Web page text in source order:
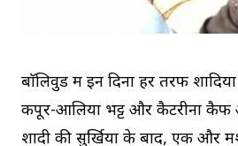
बाॅलिवुड में इन दिनों हर तरफ
कपूर-आलिया भट्ट और कैटरीना
शादी की सुर्खियों के बाद, एक और